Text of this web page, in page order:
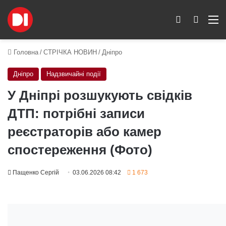
Пошук
Switch skin
Головна / СТРІЧКА НОВИН / Дніпро
Дніпро Надзвичайні події
У Дніпрі розшукують свідків
ДТП: потрібні записи
реєстраторів або камер
спостереження (Фото)
Пащенко Сергій 03.06.2026 08:42 1 673